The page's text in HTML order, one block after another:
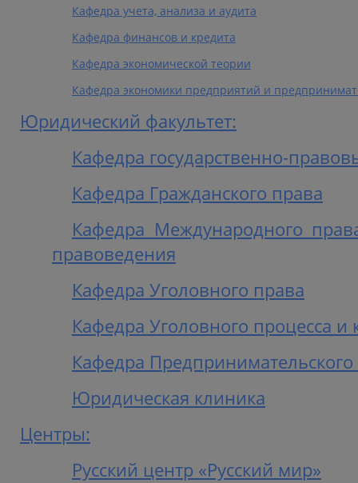
Кафедра учета, анализа и аудита
Кафедра финансов и кредита
Кафедра экономической теории
Кафедра экономики предприятий и
Юридический факультет:
Кафедра государственно-
Кафедра Гражданского права
Кафедра Международного
правоведения
Кафедра Уголовного права
Кафедра Уголовного процесса
Кафедра
Юридическая клиника
Центры:
Русский центр «Русский мир»